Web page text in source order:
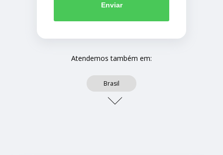
Enviar
Atendemos também em:
Brasil